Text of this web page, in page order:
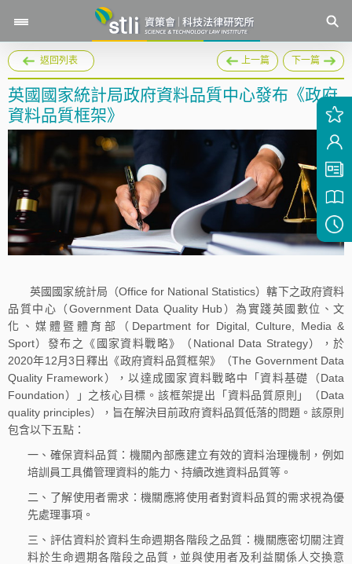
返回列表 上一篇 下一篇
英國國家統計局政府資料品質中心發布《政府
資料品質框架》
英國國家統計局（Office for National Statistics）轄下之政府資料
品質中心（Government Data Quality Hub）為實踐英國數位、文
化、媒體暨體育部（Department for Digital, Culture, Media &
Sport）發布之《國家資料戰略》（National Data Strategy），於
2020年12月3日釋出《政府資料品質框架》（The Government Data
Quality Framework），以達成國家資料戰略中「資料基礎（Data
Foundation）」之核心目標。該框架提出「資料品質原則」（Data
quality principles），旨在解決目前政府資料品質低落的問題。該原則
包含以下五點：
一、確保資料品質：機關內部應建立有效的資料治理機制，例如
培訓員工具備管理資料的能力、持續改進資料品質等。
二、了解使用者需求：機關應將使用者對資料品質的需求視為優
先處理事項。
三、評估資料於資料生命週期各階段之品質：機關應密切關注資
料於生命週期各階段之品質，並與使用者及利益關係人交換意